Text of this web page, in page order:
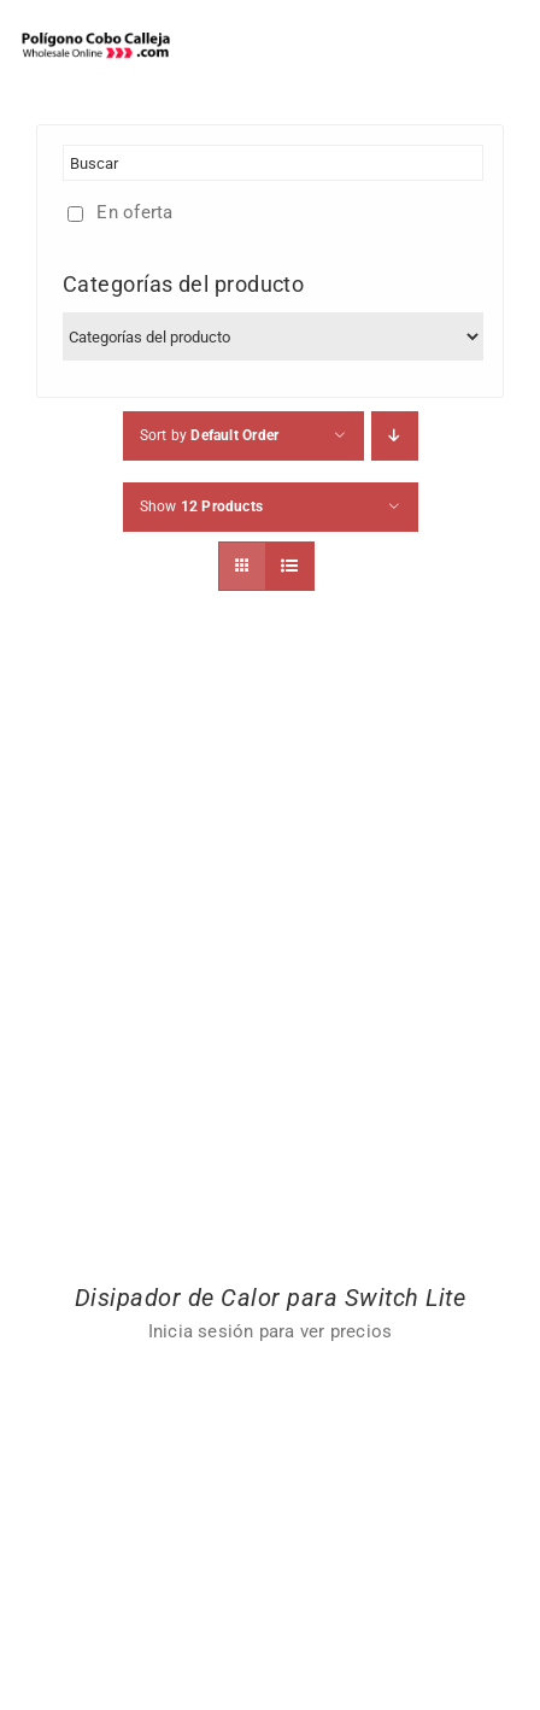
En oferta
Categorías del producto
Sort by Default Order
Show 12 Products
Disipador de Calor para Switch Lite
Inicia sesión para ver precios